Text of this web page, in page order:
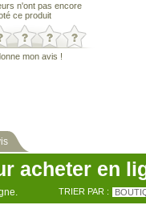
n'ont pas encore
ce produit
mon avis !
acheter en
TRIER PAR :